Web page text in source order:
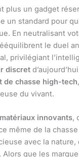
plus un gadget
un standard pour
En neutralisant
le duel
privilégiant
discret
de chasse high-tech
du vivant.
matériaux innovants,
même de la chasse
avec la nature,
Alors que les